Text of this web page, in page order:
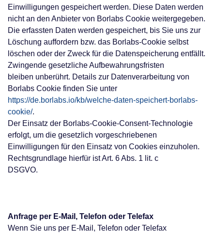
Einwilligungen gespeichert werden. Diese Daten werden
nicht an den Anbieter von Borlabs Cookie weitergegeben.
Die erfassten Daten werden gespeichert, bis Sie uns zur
Löschung auffordern bzw. das Borlabs-Cookie selbst
löschen oder der Zweck für die Datenspeicherung entfällt.
Zwingende gesetzliche Aufbewahrungsfristen
bleiben unberührt. Details zur Datenverarbeitung von
Borlabs Cookie finden Sie unter
https://de.borlabs.io/kb/welche-daten-speichert-borlabs-
cookie/.
Der Einsatz der Borlabs-Cookie-Consent-Technologie
erfolgt, um die gesetzlich vorgeschriebenen
Einwilligungen für den Einsatz von Cookies einzuholen.
Rechtsgrundlage hierfür ist Art. 6 Abs. 1 lit. c
DSGVO.
Anfrage per E-Mail, Telefon oder Telefax
Wenn Sie uns per E-Mail, Telefon oder Telefax